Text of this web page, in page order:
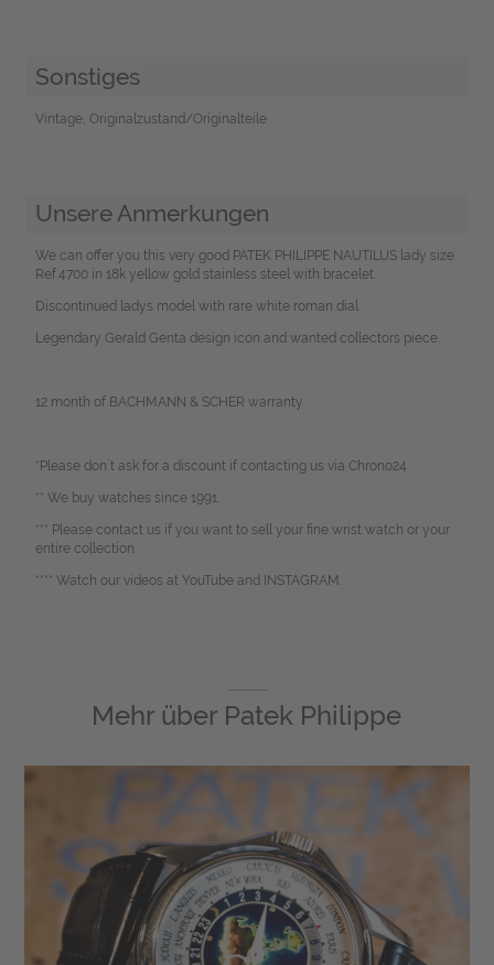
Sonstiges
Vintage, Originalzustand/Originalteile
Unsere Anmerkungen
We can offer you this very good PATEK PHILIPPE NAUTILUS lady size
Ref.4700 in 18k yellow gold stainless steel with bracelet.
Discontinued ladys model with rare white roman dial.
Legendary Gerald Genta design icon and wanted collectors piece.
12 month of BACHMANN & SCHER warranty.
*Please don`t ask for a discount if contacting us via Chrono24.
** We buy watches since 1991.
*** Please contact us if you want to sell your fine wrist watch or your
entire collection.
**** Watch our videos at YouTube and INSTAGRAM.
Mehr über Patek Philippe